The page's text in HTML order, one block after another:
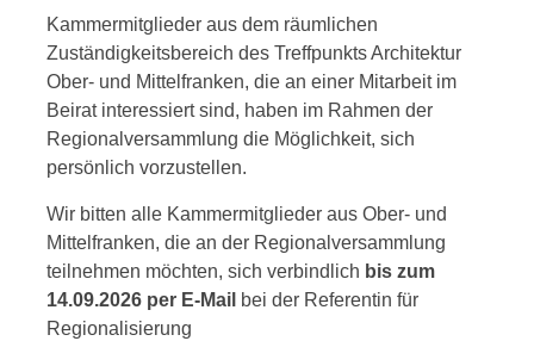
Kammermitglieder aus dem räumlichen
Zuständigkeitsbereich des Treffpunkts Architektur
Ober- und Mittelfranken, die an einer Mitarbeit im
Beirat interessiert sind, haben im Rahmen der
Regionalversammlung die Möglichkeit, sich
persönlich vorzustellen.
Wir bitten alle Kammermitglieder aus Ober- und
Mittelfranken, die an der Regionalversammlung
teilnehmen möchten, sich verbindlich bis zum
14.09.2026 per E-Mail bei der Referentin für
Regionalisierung